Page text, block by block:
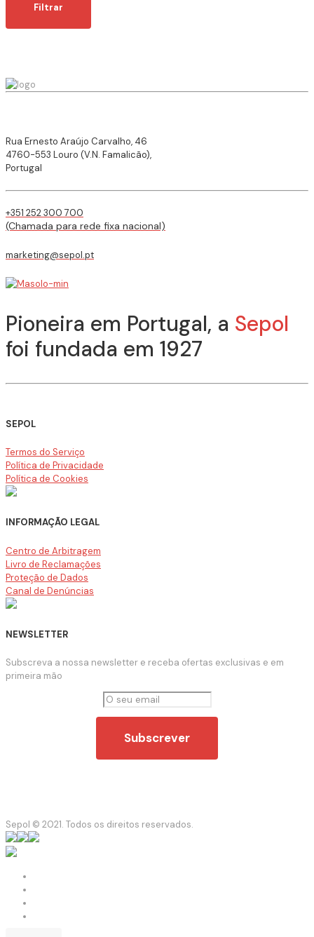
Filtrar
Rua Ernesto Araújo Carvalho, 46
4760-553 Louro (V.N. Famalicão),
Portugal
+351 252 300 700
(Chamada para rede fixa nacional)
marketing@sepol.pt
Pioneira em Portugal, a Sepol
foi fundada em 1927
SEPOL
Termos do Serviço
Política de Privacidade
Política de Cookies
INFORMAÇÃO LEGAL
Centro de Arbitragem
Livro de Reclamações
Proteção de Dados
Canal de Denúncias
NEWSLETTER
Subscreva a nossa newsletter e receba ofertas exclusivas e em
primeira mão
Sepol © 2021. Todos os direitos reservados.